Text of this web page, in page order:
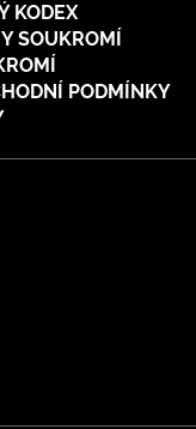
KODEX
SOUKROMÍ
PODMÍNKY